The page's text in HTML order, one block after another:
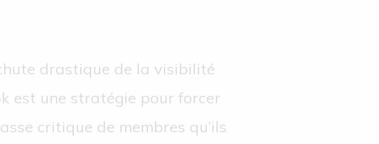
drastique de la visibilité
est une stratégie pour forcer
critique de membres qu’ils